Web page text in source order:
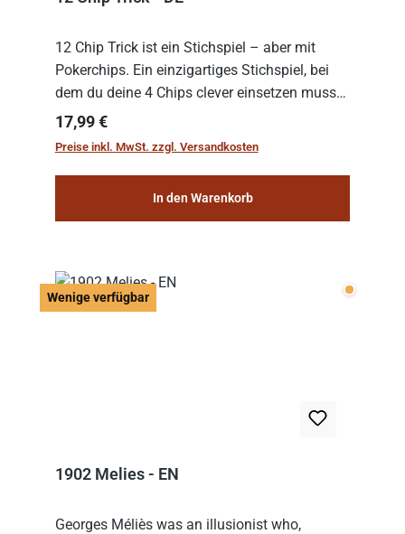
12 Chip Trick ist ein Stichspiel – aber mit
Pokerchips. Ein einzigartiges Stichspiel, bei
dem du deine 4 Chips clever einsetzen musst.
Wer die Chips mit dem höchsten Gesamtwert
hat, gewinnt die Runde. Aber Vorsicht: D...
Regulärer Preis:
17,99 €
Preise inkl. MwSt. zzgl. Versandkosten
In den Warenkorb
Wenige verfügbar Wenige
1902 Melies - EN
Georges Méliès was an illusionist who,